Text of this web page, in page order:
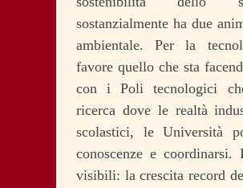
sostanzialmente ha due
ambientale. Per la
favore quello che sta
con i Poli tecnologici
ricerca dove le realtà
scolastici, le Università
conoscenze e
visibili: la crescita record